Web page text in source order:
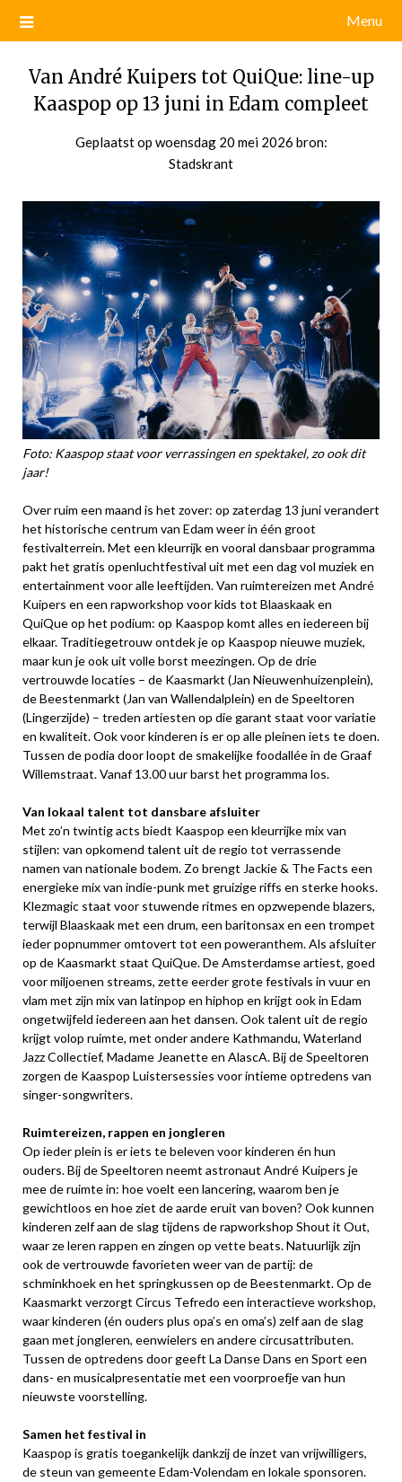
Menu
Van André Kuipers tot QuiQue: line-up
Kaaspop op 13 juni in Edam compleet
Geplaatst op woensdag 20 mei 2026 door
bron:
Stadskrant
Foto: Kaaspop staat voor verrassingen en spektakel, zo ook dit
jaar!
Over ruim een maand is het zover: op zaterdag 13 juni verandert
het historische centrum van Edam weer in één groot
festivalterrein. Met een kleurrijk en vooral dansbaar programma
pakt het gratis openluchtfestival uit met een dag vol muziek en
entertainment voor alle leeftijden. Van ruimtereizen met André
Kuipers en een rapworkshop voor kids tot Blaaskaak en
QuiQue op het podium: op Kaaspop komt alles en iedereen bij
elkaar. Traditiegetrouw ontdek je op Kaaspop nieuwe muziek,
maar kun je ook uit volle borst meezingen. Op de drie
vertrouwde locaties – de Kaasmarkt (Jan Nieuwenhuizenplein),
de Beestenmarkt (Jan van Wallendalplein) en de Speeltoren
(Lingerzijde) – treden artiesten op die garant staat voor variatie
en kwaliteit. Ook voor kinderen is er op alle pleinen iets te doen.
Tussen de podia door loopt de smakelijke foodallée in de Graaf
Willemstraat. Vanaf 13.00 uur barst het programma los.
Van lokaal talent tot dansbare afsluiter
Met zo’n twintig acts biedt Kaaspop een kleurrijke mix van
stijlen: van opkomend talent uit de regio tot verrassende
namen van nationale bodem. Zo brengt Jackie & The Facts een
energieke mix van indie-punk met gruizige riffs en sterke hooks.
Klezmagic staat voor stuwende ritmes en opzwepende blazers,
terwijl Blaaskaak met een drum, een baritonsax en een trompet
ieder popnummer omtovert tot een poweranthem. Als afsluiter
op de Kaasmarkt staat QuiQue. De Amsterdamse artiest, goed
voor miljoenen streams, zette eerder grote festivals in vuur en
vlam met zijn mix van latinpop en hiphop en krijgt ook in Edam
ongetwijfeld iedereen aan het dansen. Ook talent uit de regio
krijgt volop ruimte, met onder andere Kathmandu, Waterland
Jazz Collectief, Madame Jeanette en AlascA. Bij de Speeltoren
zorgen de Kaaspop Luistersessies voor intieme optredens van
singer-songwriters.
Ruimtereizen, rappen en jongleren
Op ieder plein is er iets te beleven voor kinderen én hun
ouders. Bij de Speeltoren neemt astronaut André Kuipers je
mee de ruimte in: hoe voelt een lancering, waarom ben je
gewichtloos en hoe ziet de aarde eruit van boven? Ook kunnen
kinderen zelf aan de slag tijdens de rapworkshop Shout it Out,
waar ze leren rappen en zingen op vette beats. Natuurlijk zijn
ook de vertrouwde favorieten weer van de partij: de
schminkhoek en het springkussen op de Beestenmarkt. Op de
Kaasmarkt verzorgt Circus Tefredo een interactieve workshop,
waar kinderen (én ouders plus opa’s en oma’s) zelf aan de slag
gaan met jongleren, eenwielers en andere circusattributen.
Tussen de optredens door geeft La Danse Dans en Sport een
dans- en musicalpresentatie met een voorproefje van hun
nieuwste voorstelling.
Samen het festival in
Kaaspop is gratis toegankelijk dankzij de inzet van vrijwilligers,
de steun van gemeente Edam-Volendam en lokale sponsoren.